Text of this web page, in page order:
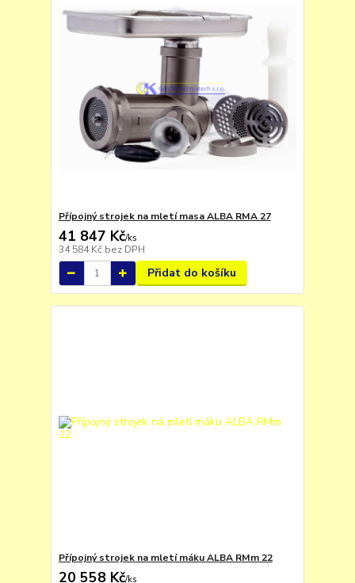
Přípojný strojek na mletí masa ALBA RMA 27
41 847 Kč/ks
34 584 Kč bez DPH
Přidat do košíku
Přípojný strojek na mletí máku ALBA RMm 22
20 558 Kč/ks